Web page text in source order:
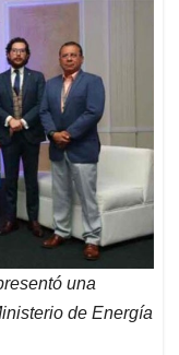
una
de Energía